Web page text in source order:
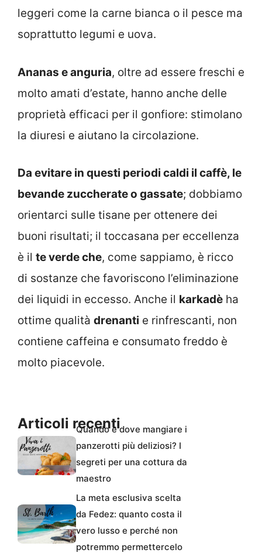
leggeri come la carne bianca o il pesce ma
soprattutto legumi e uova.
Ananas e anguria, oltre ad essere freschi e
molto amati d’estate, hanno anche delle
proprietà efficaci per il gonfiore: stimolano
la diuresi e aiutano la circolazione.
Da evitare in questi periodi caldi il caffè, le
bevande zuccherate o gassate; dobbiamo
orientarci sulle tisane per ottenere dei
buoni risultati; il toccasana per eccellenza
è il te verde che, come sappiamo, è ricco
di sostanze che favoriscono l’eliminazione
dei liquidi in eccesso. Anche il karkadè ha
ottime qualità drenanti e rinfrescanti, non
contiene caffeina e consumato freddo è
molto piacevole.
Articoli recentiQuando e dove mangiare i
panzerotti più deliziosi? I
segreti per una cottura da
maestro
La meta esclusiva scelta
da Fedez: quanto costa il
vero lusso e perché non
potremmo permettercelo